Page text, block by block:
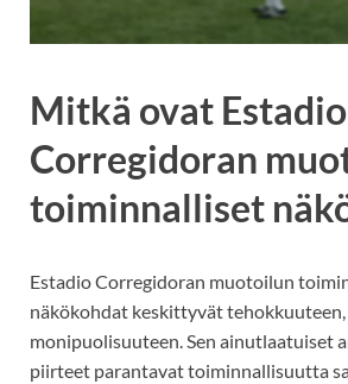
Mitkä ovat Estadio
Corregidoran
toiminnalliset
Estadio Corregidoran muotoilun
näkökohdat keskittyvät
monipuolisuuteen. Sen ainutlaatuiset
piirteet parantavat toiminnallisuutta